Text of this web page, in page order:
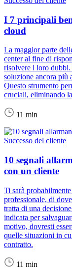
I 7 principali
cloud
La maggior parte
center al fine di
risolvere i loro
soluzione ancora più
Questo strumento
cruciali, eliminando
11 min
Successo del cliente
10 segnali
con un cliente
Ti sarà
professionale, di
tratta di una
indicata per
motivo, dovresti
quelle situazioni in
contratto.
11 min